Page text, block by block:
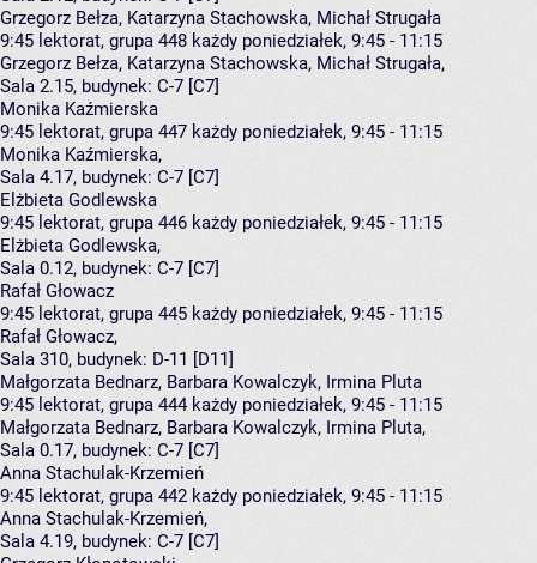
Grzegorz Bełza, Katarzyna Stachowska, Michał Strugała
9:45 lektorat, grupa 448 każdy poniedziałek, 9:45 - 11:15
Grzegorz Bełza, Katarzyna Stachowska, Michał Strugała,
Sala 2.15, budynek: C-7 [C7]
Monika Kaźmierska
9:45 lektorat, grupa 447 każdy poniedziałek, 9:45 - 11:15
Monika Kaźmierska,
Sala 4.17, budynek: C-7 [C7]
Elżbieta Godlewska
9:45 lektorat, grupa 446 każdy poniedziałek, 9:45 - 11:15
Elżbieta Godlewska,
Sala 0.12, budynek: C-7 [C7]
Rafał Głowacz
9:45 lektorat, grupa 445 każdy poniedziałek, 9:45 - 11:15
Rafał Głowacz,
Sala 310, budynek: D-11 [D11]
Małgorzata Bednarz, Barbara Kowalczyk, Irmina Pluta
9:45 lektorat, grupa 444 każdy poniedziałek, 9:45 - 11:15
Małgorzata Bednarz, Barbara Kowalczyk, Irmina Pluta,
Sala 0.17, budynek: C-7 [C7]
Anna Stachulak-Krzemień
9:45 lektorat, grupa 442 każdy poniedziałek, 9:45 - 11:15
Anna Stachulak-Krzemień,
Sala 4.19, budynek: C-7 [C7]